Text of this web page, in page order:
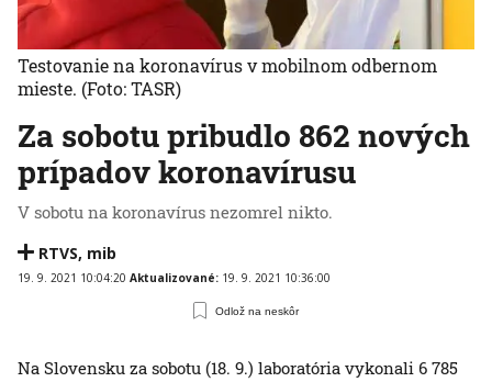
Za sobotu pribudlo 862 nových
prípadov koronavírusu
V sobotu na koronavírus nezomrel nikto.
RTVS, mib
19. 9. 2021 10:04:20 Aktualizované: 19. 9. 2021 10:36:00
Odlož na neskôr
Testovanie na koronavírus v mobilnom odbernom
mieste. (Foto: TASR)
Na Slovensku za sobotu (18. 9.) laboratória vykonali 6 785